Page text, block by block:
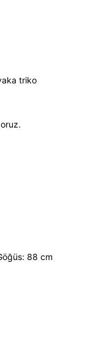
triko
88 cm